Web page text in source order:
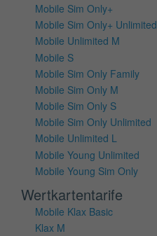
Mobile Sim Only+
Mobile Sim Only+ Unlimited
Mobile Unlimited M
Mobile S
Mobile Sim Only Family
Mobile Sim Only M
Mobile Sim Only S
Mobile Sim Only Unlimited
Mobile Unlimited L
Mobile Young Unlimited
Mobile Young Sim Only
Wertkartentarife
Mobile Klax Basic
Klax M